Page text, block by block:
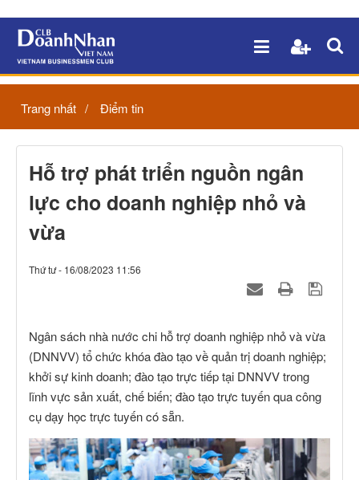
Trang nhất Điểm tin
Hỗ trợ phát triển nguồn ngân
lực cho doanh nghiệp nhỏ và
vừa
Thứ tư - 16/08/2023 11:56
Ngân sách nhà nước chi hỗ trợ doanh nghiệp nhỏ và vừa
(DNNVV) tổ chức khóa đào tạo về quản trị doanh nghiệp;
khởi sự kinh doanh; đào tạo trực tiếp tại DNNVV trong
lĩnh vực sản xuất, chế biến; đào tạo trực tuyến qua công
cụ dạy học trực tuyến có sẵn.